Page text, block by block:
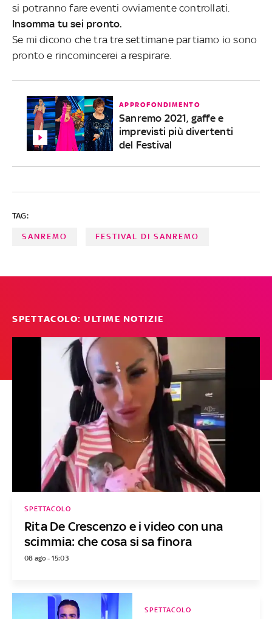
si potranno fare eventi ovviamente controllati.
Insomma tu sei pronto.
Se mi dicono che tra tre settimane partiamo io sono
pronto e rincomincerei a respirare.
APPROFONDIMENTO
Sanremo 2021, gaffe e
imprevisti più divertenti
del Festival
TAG:
SANREMO FESTIVAL DI SANREMO
SPETTACOLO: ULTIME NOTIZIE
Rita De Crescenzo e i video con una
scimmia: che cosa si sa finora
SPETTACOLO
08 ago - 15:03
SPETTACOLO